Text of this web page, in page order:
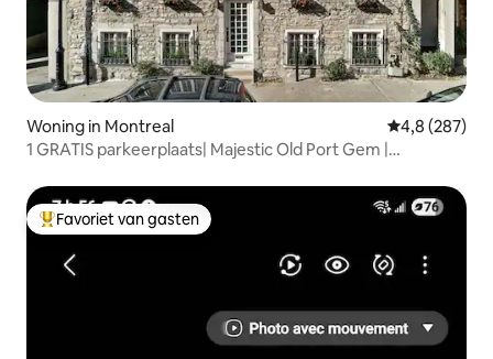
Woning in Montreal Gemiddelde
4,8 (287)
1 GRATIS parkeerplaats| Majestic Old Port Gem |
Topfavoriet van gasten
Favoriet van gasten